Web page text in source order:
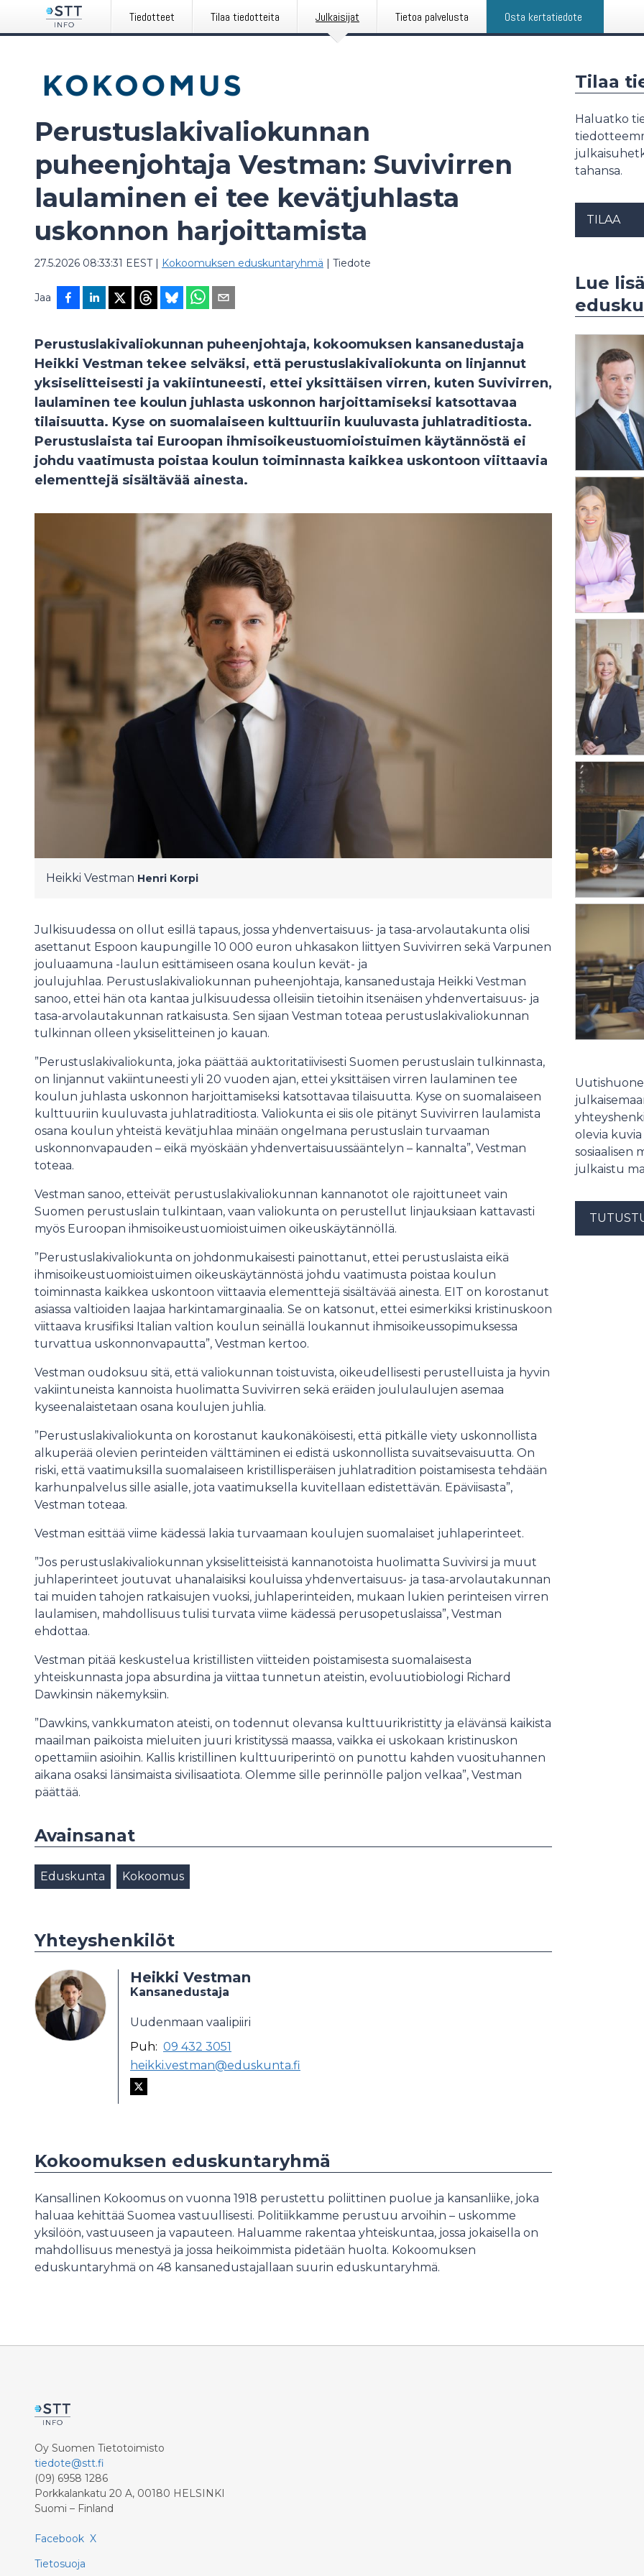
Tiedotteet Tilaa tiedotteita Julkaisijat Tietoa palvelusta Osta kertatiedote
Perustuslakivaliokunnan
puheenjohtaja Vestman: Suvivirren
laulaminen ei tee kevätjuhlasta
uskonnon harjoittamista
27.5.2026 08:33:31 EEST| Kokoomuksen eduskuntaryhmä | Tiedote
Jaa
Perustuslakivaliokunnan puheenjohtaja, kokoomuksen kansanedustaja
Heikki Vestman tekee selväksi, että perustuslakivaliokunta on linjannut
yksiselitteisesti ja vakiintuneesti, ettei yksittäisen virren, kuten Suvivirren,
laulaminen tee koulun juhlasta uskonnon harjoittamiseksi katsottavaa
tilaisuutta. Kyse on suomalaiseen kulttuuriin kuuluvasta juhlatraditiosta.
Perustuslaista tai Euroopan ihmisoikeustuomioistuimen käytännöstä ei
johdu vaatimusta poistaa koulun toiminnasta kaikkea uskontoon viittaavia
elementtejä sisältävää ainesta.
Heikki Vestman Henri Korpi
Julkisuudessa on ollut esillä tapaus, jossa yhdenvertaisuus- ja tasa-arvolautakunta olisi
asettanut Espoon kaupungille 10 000 euron uhkasakon liittyen Suvivirren sekä Varpunen
jouluaamuna -laulun esittämiseen osana koulun kevät- ja
joulujuhlaa. Perustuslakivaliokunnan puheenjohtaja, kansanedustaja Heikki Vestman
sanoo, ettei hän ota kantaa julkisuudessa olleisiin tietoihin itsenäisen yhdenvertaisuus- ja
tasa-arvolautakunnan ratkaisusta. Sen sijaan Vestman toteaa perustuslakivaliokunnan
tulkinnan olleen yksiselitteinen jo kauan.
”Perustuslakivaliokunta, joka päättää auktoritatiivisesti Suomen perustuslain tulkinnasta,
on linjannut vakiintuneesti yli 20 vuoden ajan, ettei yksittäisen virren laulaminen tee
koulun juhlasta uskonnon harjoittamiseksi katsottavaa tilaisuutta. Kyse on suomalaiseen
kulttuuriin kuuluvasta juhlatraditiosta. Valiokunta ei siis ole pitänyt Suvivirren laulamista
osana koulun yhteistä kevätjuhlaa minään ongelmana perustuslain turvaaman
uskonnonvapauden – eikä myöskään yhdenvertaisuussääntelyn – kannalta”, Vestman
toteaa.
Vestman sanoo, etteivät perustuslakivaliokunnan kannanotot ole rajoittuneet vain
Suomen perustuslain tulkintaan, vaan valiokunta on perustellut linjauksiaan kattavasti
myös Euroopan ihmisoikeustuomioistuimen oikeuskäytännöllä.
”Perustuslakivaliokunta on johdonmukaisesti painottanut, ettei perustuslaista eikä
ihmisoikeustuomioistuimen oikeuskäytännöstä johdu vaatimusta poistaa koulun
toiminnasta kaikkea uskontoon viittaavia elementtejä sisältävää ainesta. EIT on korostanut
asiassa valtioiden laajaa harkintamarginaalia. Se on katsonut, ettei esimerkiksi kristinuskoon
viittaava krusifiksi Italian valtion koulun seinällä loukannut ihmisoikeussopimuksessa
turvattua uskonnonvapautta”, Vestman kertoo.
Vestman oudoksuu sitä, että valiokunnan toistuvista, oikeudellisesti perustelluista ja hyvin
vakiintuneista kannoista huolimatta Suvivirren sekä eräiden joululaulujen asemaa
kyseenalaistetaan osana koulujen juhlia.
”Perustuslakivaliokunta on korostanut kaukonäköisesti, että pitkälle viety uskonnollista
alkuperää olevien perinteiden välttäminen ei edistä uskonnollista suvaitsevaisuutta. On
riski, että vaatimuksilla suomalaiseen kristillisperäisen juhlatradition poistamisesta tehdään
karhunpalvelus sille asialle, jota vaatimuksella kuvitellaan edistettävän. Epäviisasta”,
Vestman toteaa.
Vestman esittää viime kädessä lakia turvaamaan koulujen suomalaiset juhlaperinteet.
”Jos perustuslakivaliokunnan yksiselitteisistä kannanotoista huolimatta Suvivirsi ja muut
juhlaperinteet joutuvat uhanalaisiksi kouluissa yhdenvertaisuus- ja tasa-arvolautakunnan
tai muiden tahojen ratkaisujen vuoksi, juhlaperinteiden, mukaan lukien perinteisen virren
laulamisen, mahdollisuus tulisi turvata viime kädessä perusopetuslaissa”, Vestman
ehdottaa.
Vestman pitää keskustelua kristillisten viitteiden poistamisesta suomalaisesta
yhteiskunnasta jopa absurdina ja viittaa tunnetun ateistin, evoluutiobiologi Richard
Dawkinsin näkemyksiin.
”Dawkins, vankkumaton ateisti, on todennut olevansa kulttuurikristitty ja elävänsä kaikista
maailman paikoista mieluiten juuri kristityssä maassa, vaikka ei uskokaan kristinuskon
opettamiin asioihin. Kallis kristillinen kulttuuriperintö on punottu kahden vuosituhannen
aikana osaksi länsimaista sivilisaatiota. Olemme sille perinnölle paljon velkaa”, Vestman
päättää.
Avainsanat
Eduskunta Kokoomus
Yhteyshenkilöt
Heikki Vestman
Kansanedustaja
Uudenmaan vaalipiiri
Puh: 09 432 3051
heikki.vestman@eduskunta.fi
Kokoomuksen eduskuntaryhmä
Kansallinen Kokoomus on vuonna 1918 perustettu poliittinen puolue ja kansanliike, joka
haluaa kehittää Suomea vastuullisesti. Politiikkamme perustuu arvoihin – uskomme
yksilöön, vastuuseen ja vapauteen. Haluamme rakentaa yhteiskuntaa, jossa jokaisella on
mahdollisuus menestyä ja jossa heikoimmista pidetään huolta. Kokoomuksen
eduskuntaryhmä on 48 kansanedustajallaan suurin eduskuntaryhmä.
Tilaa
Haluatko
tahansa.
TILAA
Lue
olevia
sosiaalisen
julkaistu
Oy Suomen Tietotoimisto
tiedote@stt.fi
(09) 6958 1286
Porkkalankatu 20 A, 00180 HELSINKI
Suomi – Finland
Facebook X
Tietosuoja